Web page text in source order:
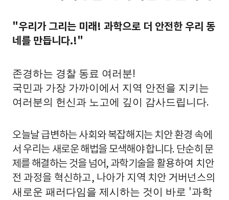
"우리가 그리는 미래 ! 과학으로 더 안전한 우리 동
네를 만듭니다.!"
존경하는 경찰 동료 여러분!
국민과 가장 가까이에서 지역 안전을 지키는
여러분의 헌신과 노고에 깊이 감사드립니다.
오늘날 급변하는 사회와 복잡해지는 치안 환경 속에
서 우리는 새로운해법을 모색해야 합니다. 단순히 문
제를 해결하는 것을 넘어, 과학기술을활용하여 치안
전 과정을 혁신하고, 나아가 지역 치안 거버넌스의
새로운 패러다임을 제시하는 것이 바로 '과학